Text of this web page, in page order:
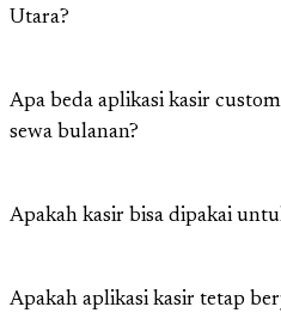
Utara?
Apa beda aplikasi kasir
sewa bulanan?
Apakah kasir bisa dipakai
Apakah aplikasi kasir tetap